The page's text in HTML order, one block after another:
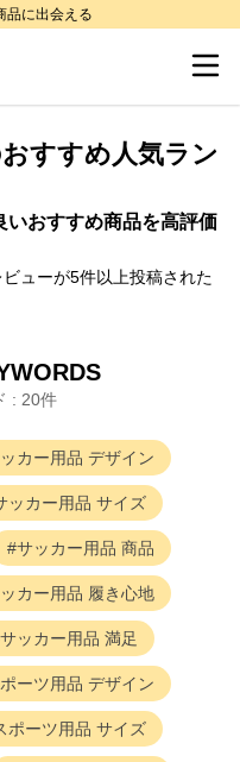
品に出会える
すすめ人気ラン
いおすすめ商品を高評価
ューが5件以上投稿された
: 20件
カー用品 デザイン
ッカー用品 サイズ
サッカー用品 商品
カー用品 履き心地
サッカー用品 満足
ーツ用品 デザイン
ポーツ用品 サイズ
件
（星3未満）